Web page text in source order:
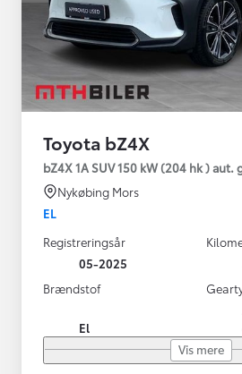
Toyota bZ4X
bZ4X 1A SUV 150 kW (204 hk ) aut.
Nykøbing Mors
EL
Registreringsår
05-2025
Brændstof
El
Vis mere